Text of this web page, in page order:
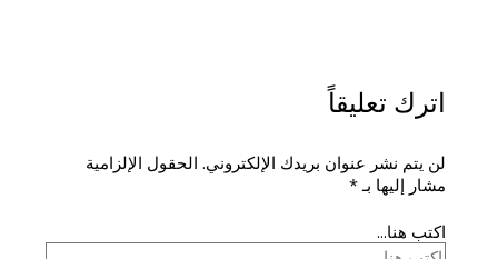
اترك تعليقاً
لن يتم نشر عنوان بريدك الإلكتروني. الحقول الإلزامية
مشار إليها بـ*
اكتب هنا...